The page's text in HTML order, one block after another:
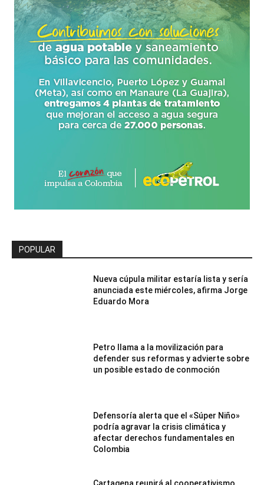
POPULAR
Nueva cúpula militar estaría lista y sería
anunciada este miércoles, afirma Jorge
Eduardo Mora
Petro llama a la movilización para
defender sus reformas y advierte sobre
un posible estado de conmoción
Defensoría alerta que el «Súper Niño»
podría agravar la crisis climática y
afectar derechos fundamentales en
Colombia